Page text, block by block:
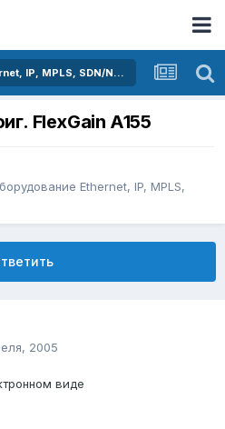
Активное оборудование Ethernet, IP, MPLS, SDN/NFV...
FlexGain A155
Ethernet, IP, MPLS,
2005
виде